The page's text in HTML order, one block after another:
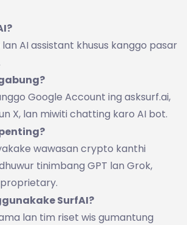
AI assistant khusus kanggo pasar
Google Account ing asksurf.ai,
X, lan miwiti chatting karo AI bot.
wawasan crypto kanthi
tinimbang GPT lan Grok,
SurfAI?
lan tim riset wis gumantung